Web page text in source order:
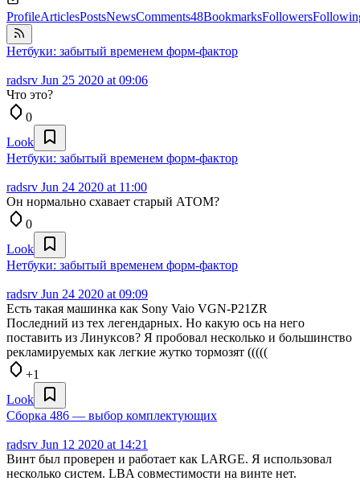
ProfileArticlesPostsNewsComments48BookmarksFollowers
Нетбуки: забытый временем форм-фактор
radsrv Jun 25 2020 at 09:06
Что это?
0
Look
Нетбуки: забытый временем форм-фактор
radsrv Jun 24 2020 at 11:00
Он нормально схавает старый АТОМ?
0
Look
Нетбуки: забытый временем форм-фактор
radsrv Jun 24 2020 at 09:09
Есть такая машинка как Sony Vaio VGN-P21ZR
Последний из тех легендарных. Но какую ось на него
поставить из Линуксов? Я пробовал несколько и большинство
рекламируемых как легкие жутко тормозят (((((
+1
Look
Сборка 486 — выбор комплектующих
radsrv Jun 12 2020 at 14:21
Винт был проверен и работает как LARGE. Я использовал
несколько систем. LBA совместимости на винте нет.